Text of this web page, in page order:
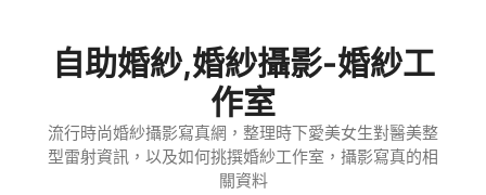
自助婚紗,婚紗攝影-婚紗工
作室
流行時尚婚紗攝影寫真網，整理時下愛美女生對醫美整
型雷射資訊，以及如何挑撰婚紗工作室，攝影寫真的相
關資料